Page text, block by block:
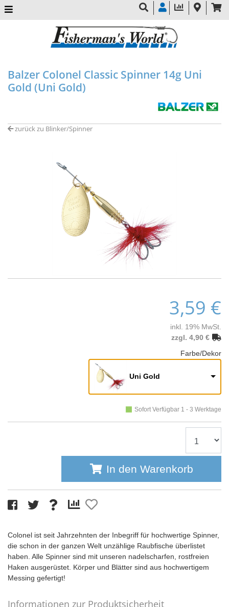
Balzer Colonel Classic Spinner 14g Uni
Gold (Uni Gold)
zurück zu Blinker/Spinner
3,59 €
inkl. 19% MwSt.
zzgl. 4,90 €
Farbe/Dekor
Uni Gold
Sofort Verfügbar 1 - 3 Werktage
In den Warenkorb
Colonel ist seit Jahrzehnten der Inbegriff für hochwertige Spinner,
die schon in der ganzen Welt unzählige Raubfische überlistet
haben. Alle Spinner sind mit unseren nadelscharfen, rostfreien
Haken ausgerüstet. Körper und Blätter sind aus hochwertigem
Messing gefertigt!
Informationen zur Produktsicherheit